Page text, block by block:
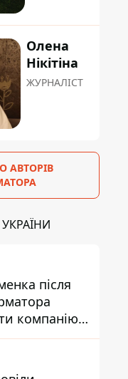
Олена
Нікітіна
ЖУРНАЛІСТ
АВТОРІВ
після
компанію-